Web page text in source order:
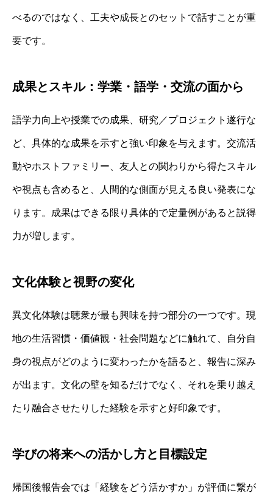
べるのではなく、工夫や成長とのセットで話すことが重
要です。
成果とスキル：学業・語学・交流の面から
語学力向上や授業での成果、研究／プロジェクト遂行な
ど、具体的な成果を示すと強い印象を与えます。交流活
動やホストファミリー、友人との関わりから得たスキル
や視点も含めると、人間的な側面が見える良い発表にな
ります。成果はできる限り具体的で定量例があると説得
力が増します。
文化体験と視野の変化
異文化体験は聴衆が最も興味を持つ部分の一つです。現
地の生活習慣・価値観・社会問題などに触れて、自分自
身の視点がどのように変わったかを語ると、報告に深み
が出ます。文化の壁を知るだけでなく、それを乗り越え
たり融合させたりした経験を示すと好印象です。
学びの将来への活かし方と目標設定
帰国後報告会では「経験をどう活かすか」が評価に繋が